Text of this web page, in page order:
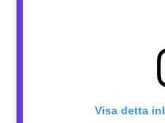
Visa detta